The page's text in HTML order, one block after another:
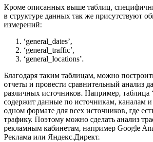
Кроме описанных выше таблиц,
в структуре данных так же присутствуют
измерений:
‘general_dates’,
‘general_traffic’,
‘general_locations’.
Благодаря таким таблицам, можно
отчеты и провести сравнительный анализ
различных источников. Например, таблица ‘
содержит данные по источникам, каналам
одном формате для всех источников, где
трафику. Поэтому можно сделать анализ
рекламным кабинетам, например Google
Реклама или Яндекс.Директ.